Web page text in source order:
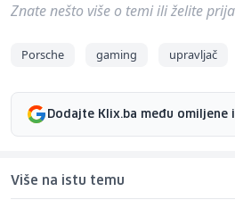
Znate nešto više o temi ili želite
Porsche gaming upravljač
Dodajte Klix.ba među omiljene
Više na istu temu